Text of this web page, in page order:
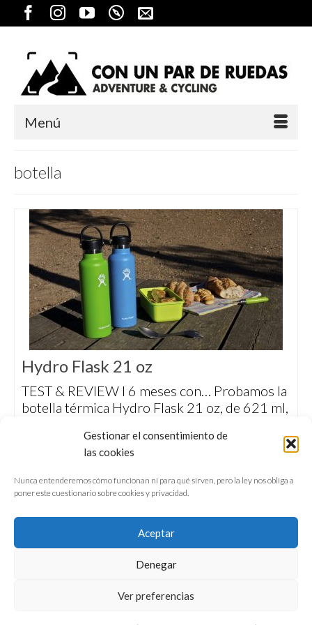
Gestionar el consentimiento de
las cookies
Nunca entenderemos cómo funcionan ni para qué sirven, pero la ley nos obliga a
poner este cuestionario sobre cookies y privacidad.
Aceptar
Denegar
Ver preferencias
Menú
botella
Hydro Flask 21 oz
TEST & REVIEW I 6 meses con… Probamos la
botella térmica Hydro Flask 21 oz, de 621 ml,
en cualquier entorno y estación del año, pues
mantiene la temperatura tanto en bebidas
frías como calientes.
CONFERENCIAS
VÍDEOS & REPORTAJES TV
NUESTROS LIBROS